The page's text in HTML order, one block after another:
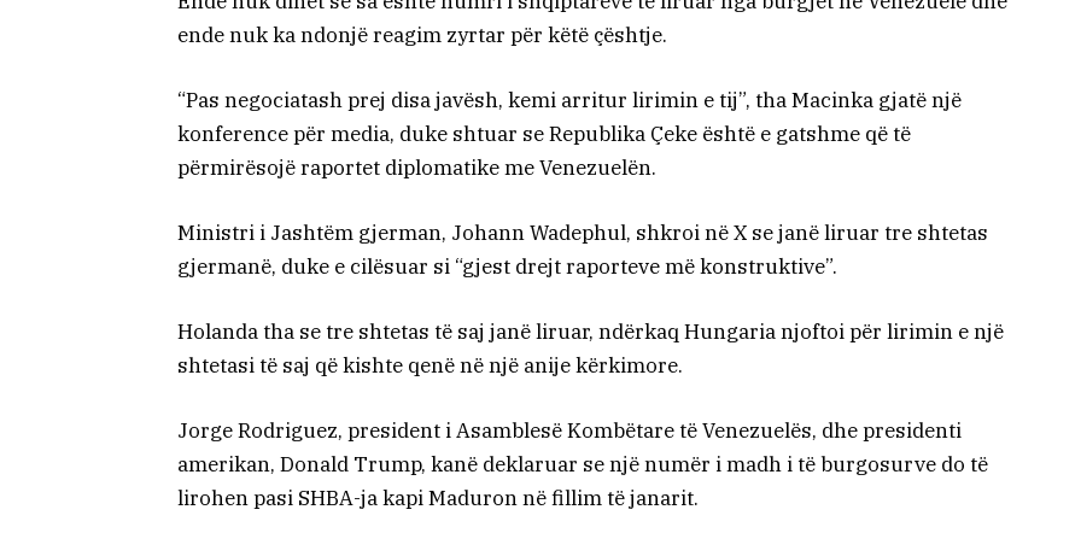
ende nuk ka ndonjë reagim zyrtar për këtë çështje.
“Pas negociatash prej disa javësh, kemi arritur lirimin e tij”, tha Macinka gjatë një
konference për media, duke shtuar se Republika Çeke është e gatshme që të
përmirësojë raportet diplomatike me Venezuelën.
Ministri i Jashtëm gjerman, Johann Wadephul, shkroi në X se janë liruar tre shtetas
gjermanë, duke e cilësuar si “gjest drejt raporteve më konstruktive”.
Holanda tha se tre shtetas të saj janë liruar, ndërkaq Hungaria njoftoi për lirimin e një
shtetasi të saj që kishte qenë në një anije kërkimore.
Jorge Rodriguez, president i Asamblesë Kombëtare të Venezuelës, dhe presidenti
amerikan, Donald Trump, kanë deklaruar se një numër i madh i të burgosurve do të
lirohen pasi SHBA-ja kapi Maduron në fillim të janarit.